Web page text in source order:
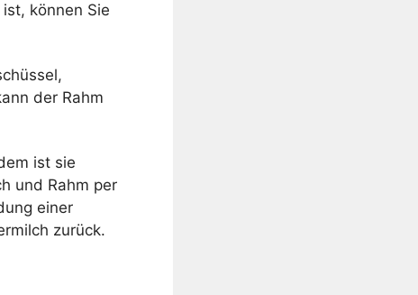
können Sie
der Rahm
ist sie
und Rahm per
einer
zurück.